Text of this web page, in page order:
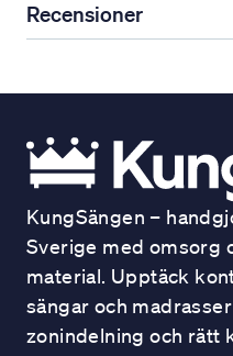
Recensioner
KungSängen –
Sverige med omsorg
material. Upptäck
sängar och
zonindelning och rätt